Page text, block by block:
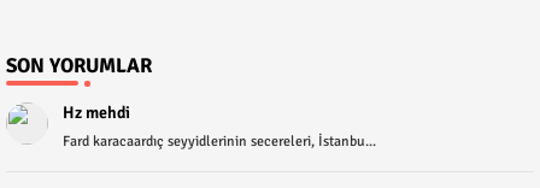
SON YORUMLAR
Hz mehdi
Fard karacaardıç seyyidlerinin secereleri, İstanbu...